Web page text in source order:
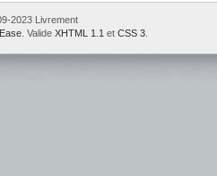
2023 Livrement
. Valide XHTML 1.1 et CSS 3